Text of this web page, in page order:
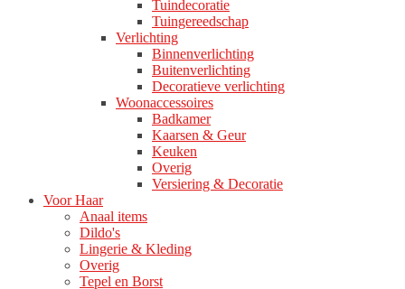
Tuindecoratie
Tuingereedschap
Verlichting
Binnenverlichting
Buitenverlichting
Decoratieve verlichting
Woonaccessoires
Badkamer
Kaarsen & Geur
Keuken
Overig
Versiering & Decoratie
Voor Haar
Anaal items
Dildo's
Lingerie & Kleding
Overig
Tepel en Borst